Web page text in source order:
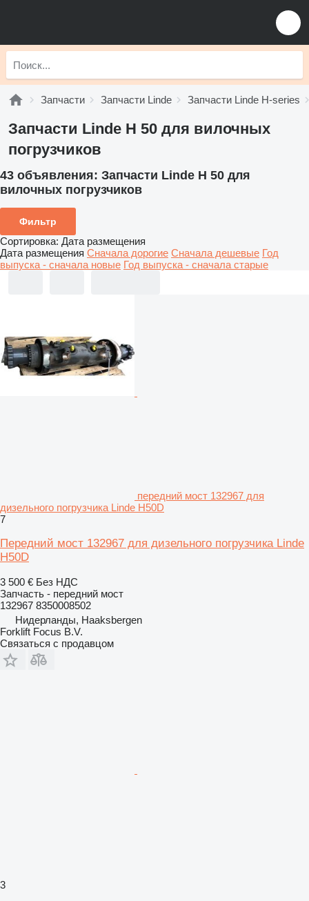
Запчасти Запчасти Linde Запчасти Linde H-series
Запчасти Linde H 50 для вилочных
погрузчиков
43 объявления: Запчасти Linde H 50 для
вилочных погрузчиков
Фильтр
Сортировка: Дата размещения
Дата размещения Сначала дорогие Сначала дешевые Год
выпуска - сначала новые Год выпуска - сначала старые
передний мост 132967 для
дизельного погрузчика Linde H50D
7
Передний мост 132967 для дизельного погрузчика Linde
H50D
3 500 € Без НДС
Запчасть - передний мост
132967 8350008502
Нидерланды, Haaksbergen
Forklift Focus B.V.
Связаться с продавцом
3